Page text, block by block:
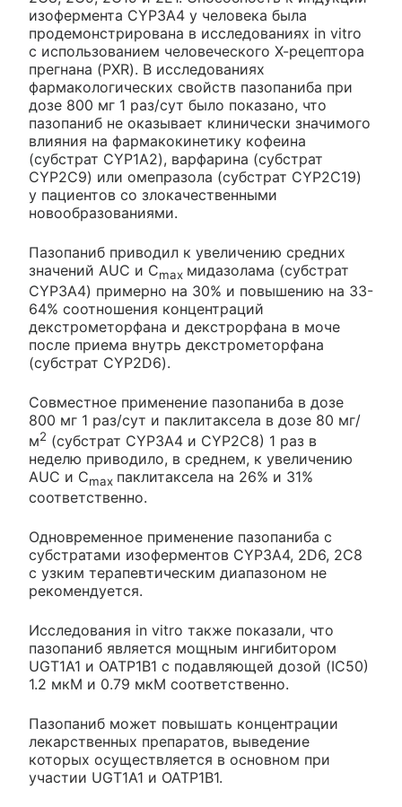
изофермента CYP3A4 у человека была
продемонстрирована в исследованиях in vitro
с использованием человеческого Х-рецептора
прегнана (PXR). В исследованиях
фармакологических свойств пазопаниба при
дозе 800 мг 1 раз/сут было показано, что
пазопаниб не оказывает клинически значимого
влияния на фармакокинетику кофеина
(субстрат CYP1A2), варфарина (субстрат
CYP2C9) или омепразола (субстрат CYP2C19)
у пациентов со злокачественными
новообразованиями.
Пазопаниб приводил к увеличению средних
значений AUC и Сmax мидазолама (субстрат
CYP3A4) примерно на 30% и повышению на 33-
64% соотношения концентраций
декстрометорфана и декстрорфана в моче
после приема внутрь декстрометорфана
(субстрат CYP2D6).
Совместное применение пазопаниба в дозе
800 мг 1 раз/сут и паклитаксела в дозе 80 мг/
м2 (субстрат CYP3A4 и CYP2C8) 1 раз в
неделю приводило, в среднем, к увеличению
AUC и Сmax паклитаксела на 26% и 31%
соответственно.
Одновременное применение пазопаниба с
субстратами изоферментов CYP3A4, 2D6, 2C8
с узким терапевтическим диапазоном не
рекомендуется.
Исследования in vitro также показали, что
пазопаниб является мощным ингибитором
UGT1A1 и OATP1B1 с подавляющей дозой (IC50)
1.2 мкМ и 0.79 мкМ соответственно.
Пазопаниб может повышать концентрации
лекарственных препаратов, выведение
которых осуществляется в основном при
участии UGT1A1 и OATP1B1.